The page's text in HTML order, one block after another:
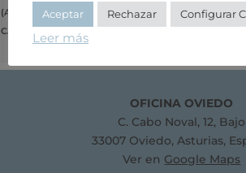
(AEFPA)
CARPINTERÍA Y CERRAJERÍA
OFICINA OVIEDO
C. Cabo Noval, 12, Bajo
33007 Oviedo, Asturias,
Ver en Google Maps
Aceptar Rechazar Configurar
Leer más